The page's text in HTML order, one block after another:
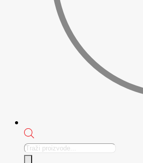
Products
search